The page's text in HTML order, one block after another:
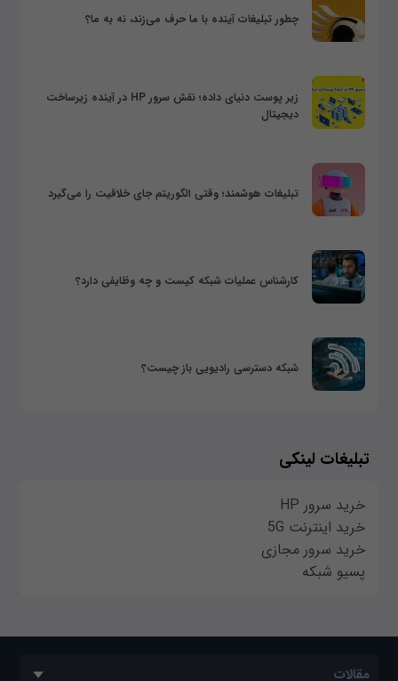
چطور تبلیغات آینده با ما حرف می‌زند، نه به ما؟
زیر پوست دنیای داده؛ نقش سرور HP در آینده زیرساخت
دیجیتال
تبلیغات هوشمند؛ وقتی الگوریتم جای خلاقیت را می‌گیرد
کارشناس عملیات شبکه کیست و چه وظایفی دارد؟
شبکه دسترسی رادیویی باز چیست؟
تبلیغات لینکی
خرید سرور HP
خرید اینترنت 5G
خرید سرور مجازی
پسیو شبکه
مقالات